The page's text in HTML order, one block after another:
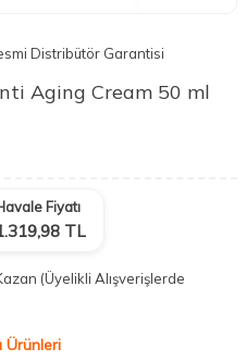
Distribütör Garantisi
Aging Cream 50 ml
Fiyatı
TL
(Üyelikli Alışverişlerde
Ürünleri